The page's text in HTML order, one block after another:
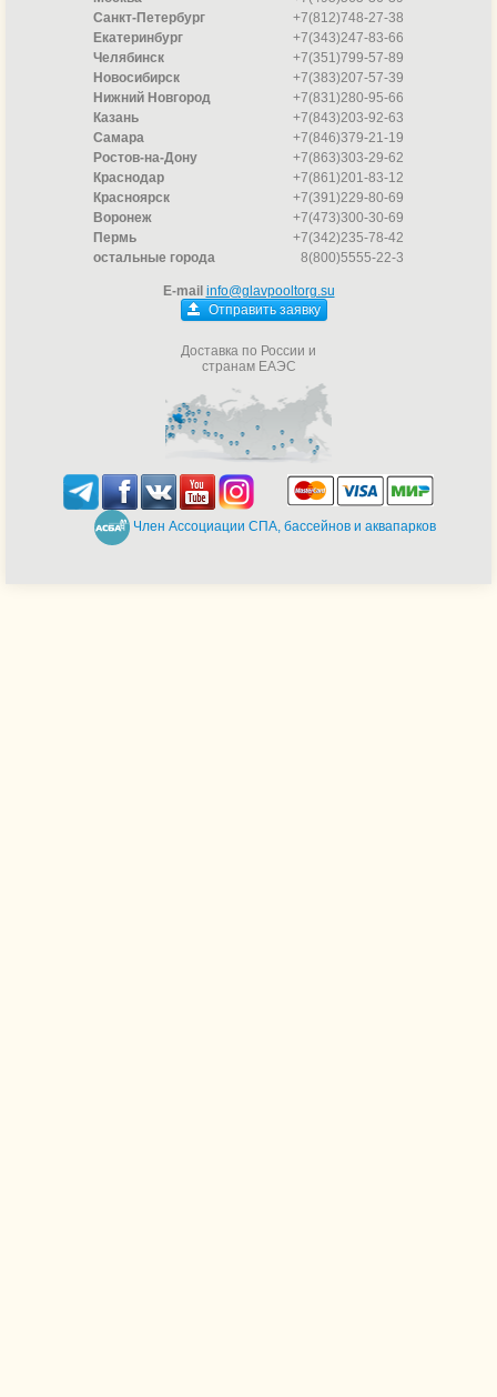
Санкт-Петербург
+7(812)748-27-38
Екатеринбург
+7(343)247-83-66
Челябинск
+7(351)799-57-89
Новосибирск
+7(383)207-57-39
Нижний Новгород
+7(831)280-95-66
Казань
+7(843)203-92-63
Самара
+7(846)379-21-19
Ростов-на-Дону
+7(863)303-29-62
Краснодар
+7(861)201-83-12
Красноярск
+7(391)229-80-69
Воронеж
+7(473)300-30-69
Пермь
+7(342)235-78-42
остальные города
8(800)5555-22-3
E-mail info@glavpooltorg.su
Отправить заявку
Доставка по России и
странам ЕАЭС
Член Ассоциации СПА, бассейнов и аквапарков